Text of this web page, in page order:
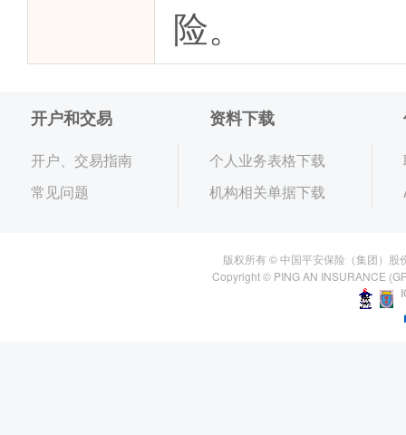
险。
开户和交易
开户、交易指南
常见问题
资料下载
个人业务表格下载
机构相关单据下载
版权所有 © 中国平安保险（集团）股
Copyright © PING AN INSURANCE